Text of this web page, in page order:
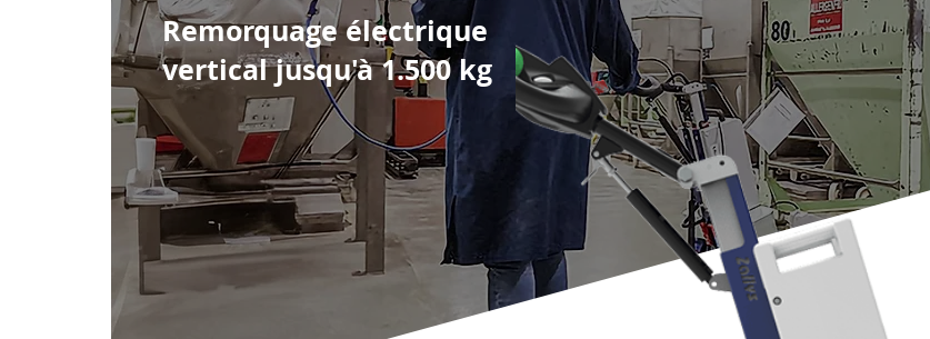
Remorquage électrique
vertical jusqu'à 1.500 kg